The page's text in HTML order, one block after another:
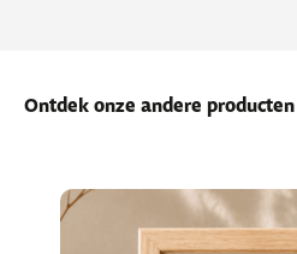
Ontdek onze andere producten